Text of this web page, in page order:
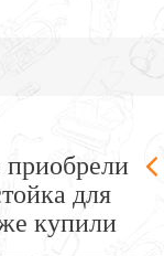
приобрели
для
купили